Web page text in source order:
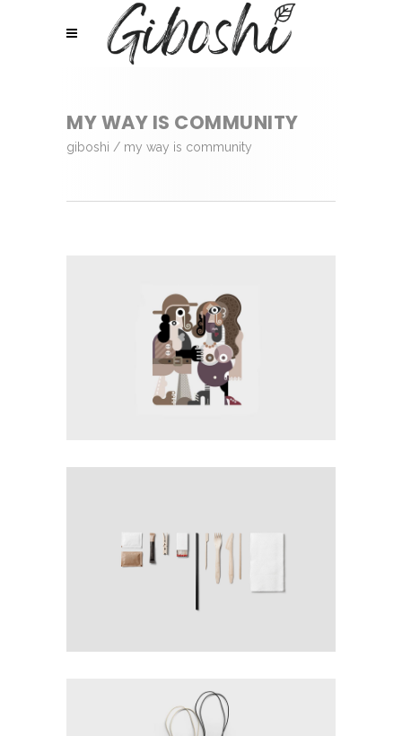
MY WAY IS COMMUNITY
giboshi / my way is community